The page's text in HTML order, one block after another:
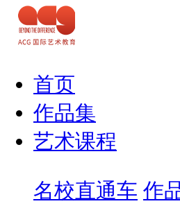
首页
作品集
艺术课程
名校直通车 作